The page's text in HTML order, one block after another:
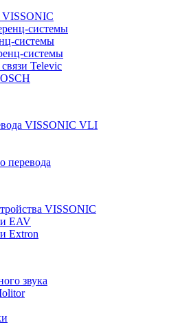
системы
системы
системы
Televic
VISSONIC VLI
перевода
VISSONIC
EAV
Extron
звука